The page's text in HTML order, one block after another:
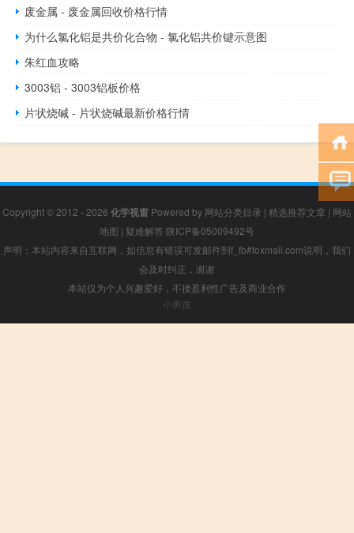
废金属 - 废金属回收价格行情
为什么氯化铝是共价化合物 - 氯化铝共价键示意图
朱红血攻略
3003铝 - 3003铝板价格
片状烧碱 - 片状烧碱最新价格行情
Copyright © 2012 - 2026 化学视窗 Powered by 网站分类目录 | 精选推荐文章 | 网站
地图 | 疑难解答 陕ICP备05009492号
声明：本站内容来自互联网，如信息有错误可发邮件到f_fb#foxmail.com说明，我们
会及时纠正，谢谢
本站仅为个人兴趣爱好，不接盈利性广告及商业合作
小男孩